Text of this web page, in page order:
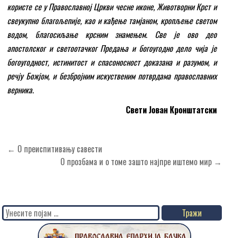
користе се у Православној Цркви чесне иконе, Животворни Крст и
свеукупно благољепије, као и кађење тамјаном, кропљење светом
водом, благосиљање крсним знамењем. Све је ово део
апостолског и светоотачког Предања и богоугодно дело чија је
богоугодност, истинитост и спасоносност доказана и разумом, и
речју Божјом, и безбројним искуственим потврдама православних
верника.
Свети Јован Кронштатски
Кретање
← О преиспитивању савести
О прозбама и о томе зашто најпре иштемо мир →
Search
for: